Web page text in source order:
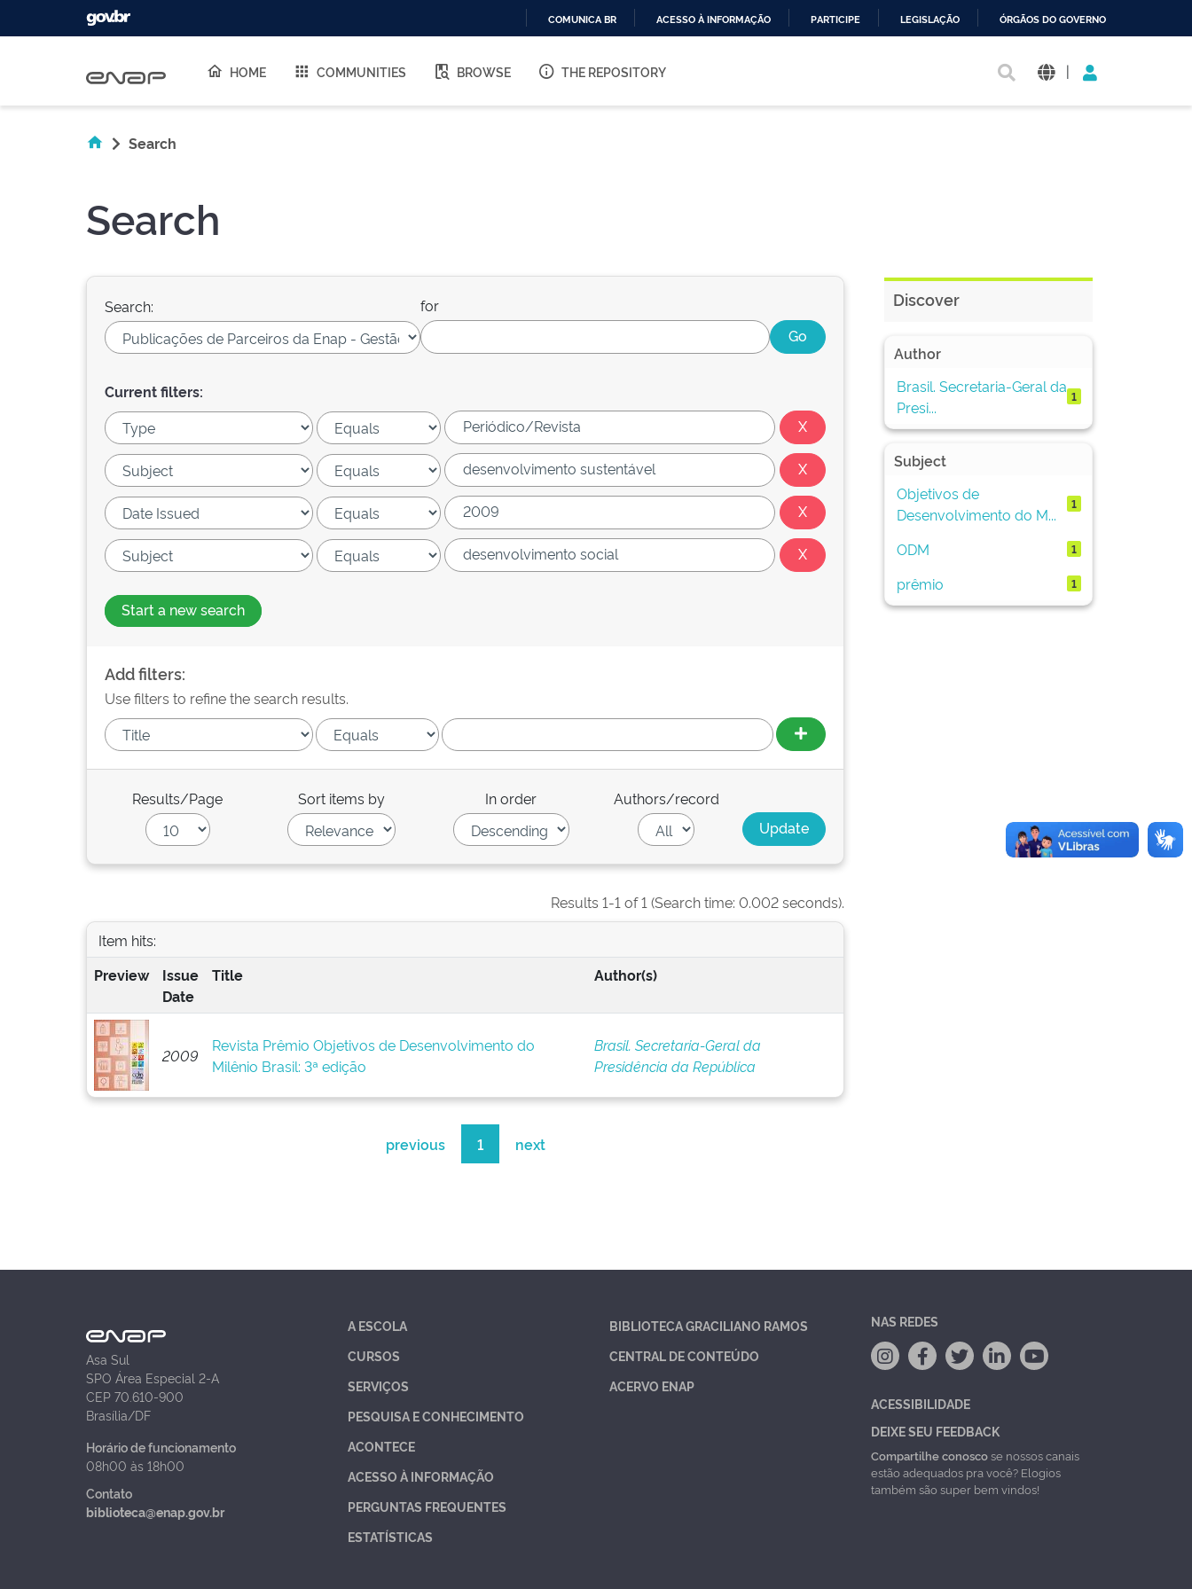
O
COMUNICA BR ACESSO À INFORMAÇÃO PARTICIPE LEGISLAÇÃO ÓRGÃOS DO GOVERNO
HOME COMMUNITIES BROWSE THE REPOSITORY |
Search
Search
Search: for
Current filters:
Start a new search
Add filters:
Use filters to refine the search results.
Results/Page Sort items by In order Authors/record
Results 1-1 of 1 (Search time: 0.002 seconds).
Item hits:
Preview
Issue
Date
Title Author(s)
2009
Revista Prêmio Objetivos de Desenvolvimento do
Milênio Brasil: 3ª edição
Brasil. Secretaria-Geral da
Presidência da República
previous 1 next
Discover
Author
Brasil. Secretaria-Geral da
Presi...
1
Subject
Objetivos de
Desenvolvimento do M...
1
ODM 1
prêmio 1
Asa Sul
SPO Área Especial 2-A
CEP 70.610-900
Brasília/DF
Horário de funcionamento
08h00 às 18h00
Contato
biblioteca@enap.gov.br
A ESCOLA
CURSOS
SERVIÇOS
PESQUISA E CONHECIMENTO
ACONTECE
ACESSO À INFORMAÇÃO
PERGUNTAS FREQUENTES
ESTATÍSTICAS
BIBLIOTECA GRACILIANO RAMOS
CENTRAL DE CONTEÚDO
ACERVO ENAP
NAS REDES
ACESSIBILIDADE
DEIXE SEU FEEDBACK
Compartilhe conoscose nossos canais
estão adequados pra você? Elogios
também são super bem vindos!